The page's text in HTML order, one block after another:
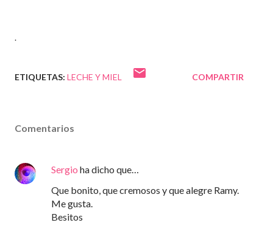
.
ETIQUETAS: LECHE Y MIEL COMPARTIR
Comentarios
Sergio ha dicho que…
Que bonito, que cremosos y que alegre Ramy.
Me gusta.
Besitos